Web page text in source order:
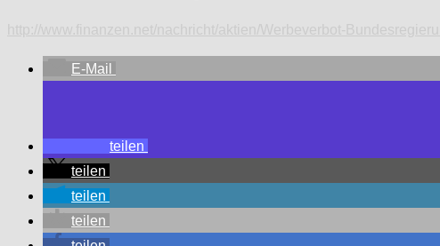
E-Mail
teilen
teilen
teilen
teilen